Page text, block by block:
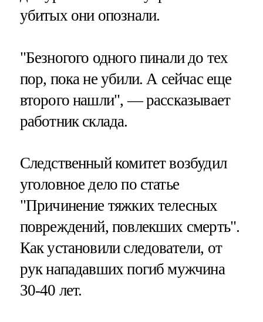
убитых они опознали.
"Безногого одного пинали до тех
пор, пока не убили. А сейчас еще
второго нашли", — рассказывает
работник склада.
Следственный комитет возбудил
уголовное дело по статье
"Причинение тяжких телесных
повреждений, повлекших смерть".
Как установили следователи, от
рук нападавших погиб мужчина
30-40 лет.